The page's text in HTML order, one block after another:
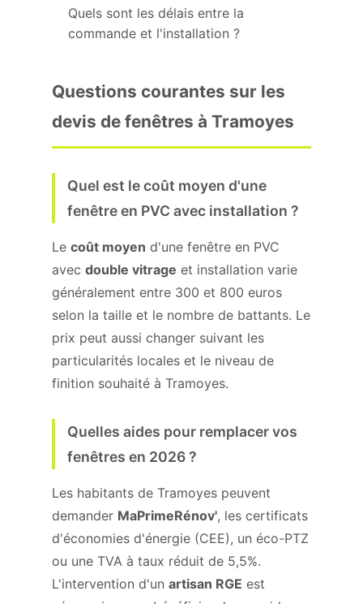
Quels sont les délais entre la
commande et l'installation ?
Questions courantes sur les
devis de fenêtres à Tramoyes
Quel est le coût moyen d'une
fenêtre en PVC avec installation ?
Le coût moyen d'une fenêtre en PVC
avec double vitrage et installation varie
généralement entre 300 et 800 euros
selon la taille et le nombre de battants. Le
prix peut aussi changer suivant les
particularités locales et le niveau de
finition souhaité à Tramoyes.
Quelles aides pour remplacer vos
fenêtres en 2026 ?
Les habitants de Tramoyes peuvent
demander MaPrimeRénov', les certificats
d'économies d'énergie (CEE), un éco-PTZ
ou une TVA à taux réduit de 5,5%.
L'intervention d'un artisan RGE est